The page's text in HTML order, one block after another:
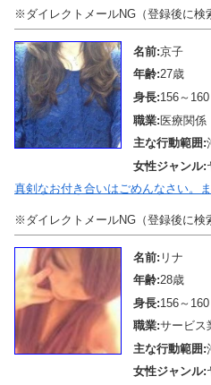
※ダイレクトメールNG（登録後に検
名前:京子
年齢:27歳
身長:156～160
職業:医療関係
主な行動範囲:
女性ジャンル:
真剣なお付き合いはごめんなさい。
※ダイレクトメールNG（登録後に検
名前: リナ
年齢:28歳
身長:156～160
職業:サービス
主な行動範囲:
女性ジャンル: